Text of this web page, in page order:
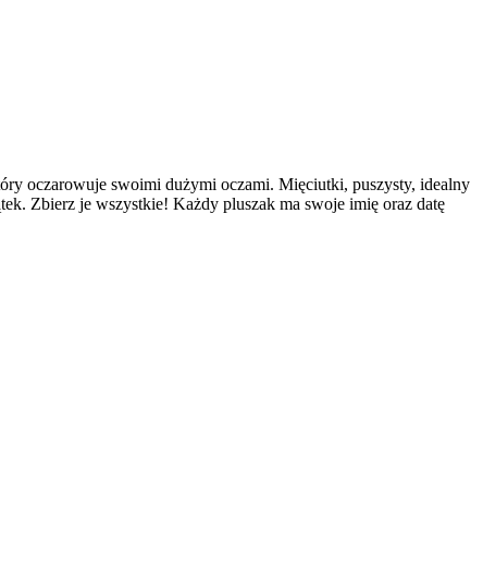
oczarowuje swoimi dużymi oczami. Mięciutki, puszysty, idealny
Zbierz je wszystkie! Każdy pluszak ma swoje imię oraz datę